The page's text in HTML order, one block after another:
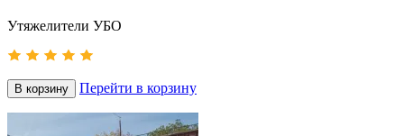
Утяжелители УБО
В корзину Перейти в корзину